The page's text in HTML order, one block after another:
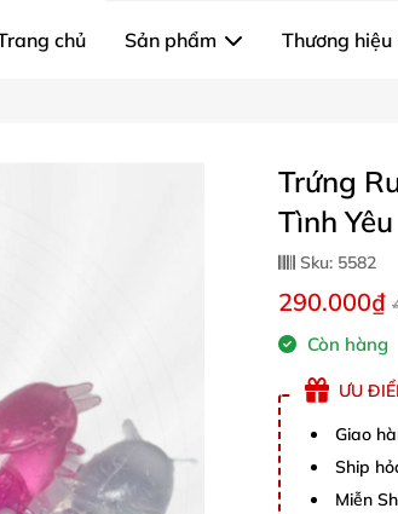
chủ Sản phẩm Thương hiệu
Trứng
Tình Yêu
Sku: 5582
290.000₫
Còn hàng
ƯU
Giao
Ship
Miễn